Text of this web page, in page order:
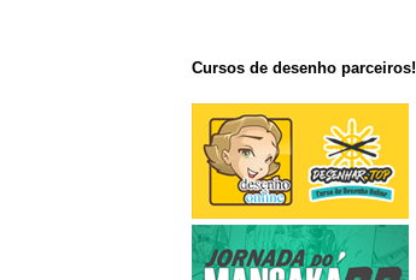
Cursos de desenho parceiros!